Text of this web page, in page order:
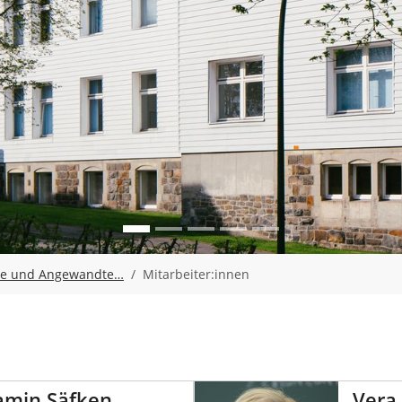
und Angewandte… Mitarbeiter:innen